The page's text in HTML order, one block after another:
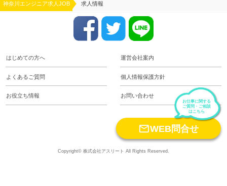
神奈川エンジニア求人JOB 求人情報
はじめての方へ 運営会社案内
よくあるご質問 個人情報保護方針
お役立ち情報 お問い合わせ
お仕事に関する
ご質問・ご相談
はこちら
WEB問合せ
Copyright© 株式会社アスリート All Rights Reserved.